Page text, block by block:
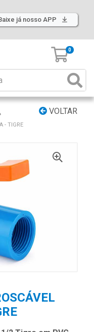
já nosso APP
0
VOLTAR
- TIGRE